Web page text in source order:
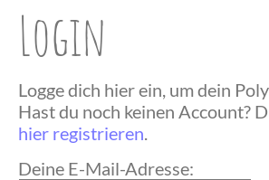
Login
Logge dich hier ein, um dein
Hast du noch keinen Account?
hier registrieren.
Deine E-Mail-Adresse: